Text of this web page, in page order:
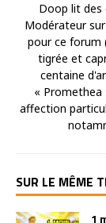
Doop lit des
Modérateur
pour ce forum
tigrée et
centaine
« Promethea
affection
SUR LE MÊME
1